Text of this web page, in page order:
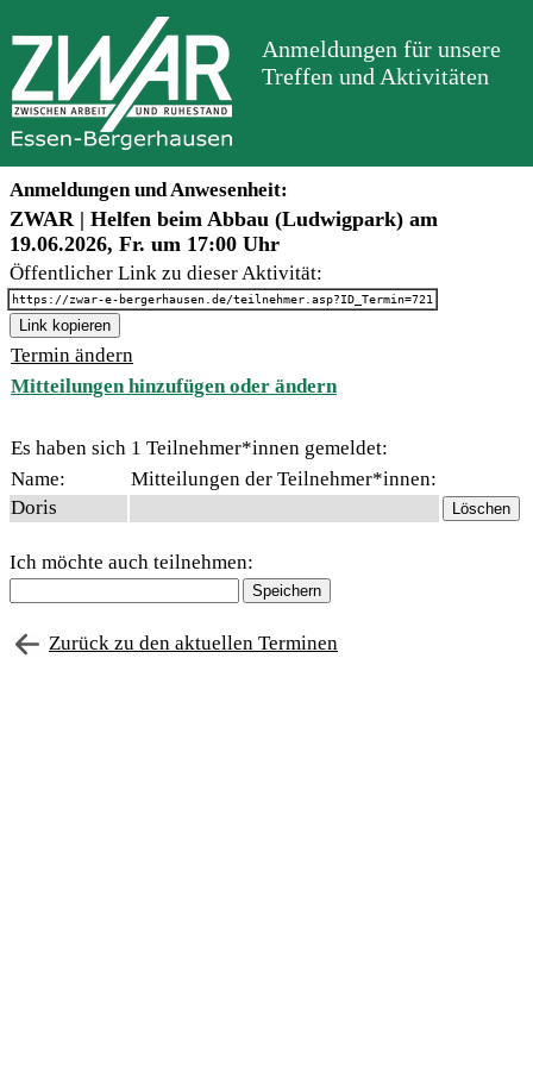
Anmeldungen für unsere
Treffen und Aktivitäten
Anmeldungen und Anwesenheit:
ZWAR | Helfen beim Abbau (Ludwigpark) am
19.06.2026, Fr. um 17:00 Uhr
Öffentlicher Link zu dieser Aktivität:
https://zwar-e-bergerhausen.de/teilnehmer.asp?ID_Termin=721
Link kopieren
Termin ändern
Mitteilungen hinzufügen oder ändern
Es haben sich 1 Teilnehmer*innen gemeldet:
Name:
Mitteilungen der Teilnehmer*innen:
Doris
Ich möchte auch teilnehmen:
Zurück zu den aktuellen Terminen